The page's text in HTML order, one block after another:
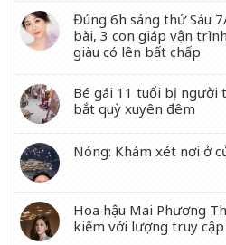
Đúng 6h sáng thứ Sáu
bài, 3 con giáp vận
giàu có lên bất chấp
Bé gái 11 tuổi bị người
bắt quỳ xuyên đêm
Nóng: Khám xét nơi ở
Hoa hậu Mai Phương
kiếm với lượng truy